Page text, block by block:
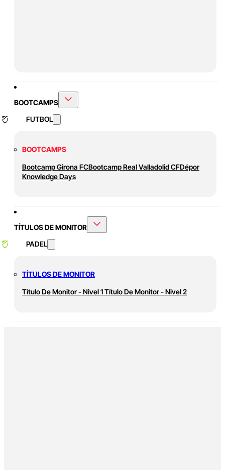
BOOTCAMPS
FUTBOL
BOOTCAMPS
Bootcamp Girona FCBootcamp Real Valladolid CFDépor
Knowledge Days
TÍTULOS DE MONITOR
PADEL
TÍTULOS DE MONITOR
Título De Monitor - Nivel 1Título De Monitor - Nivel 2